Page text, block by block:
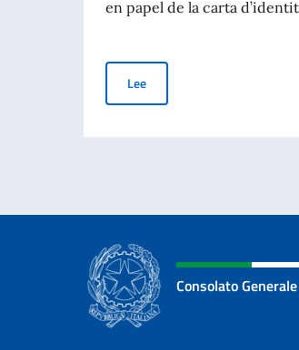
en papel de la carta
LeeCese de la validez de la
Consolato